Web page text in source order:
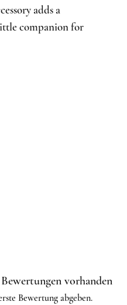
adds a
companion for
vorhanden
Bewertung abgeben.